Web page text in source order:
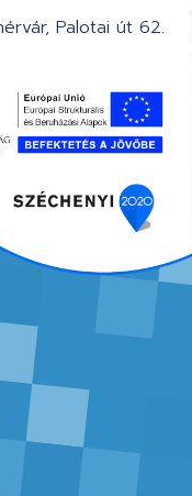
Palotai út 62.